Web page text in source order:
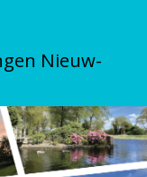
Nieuw-